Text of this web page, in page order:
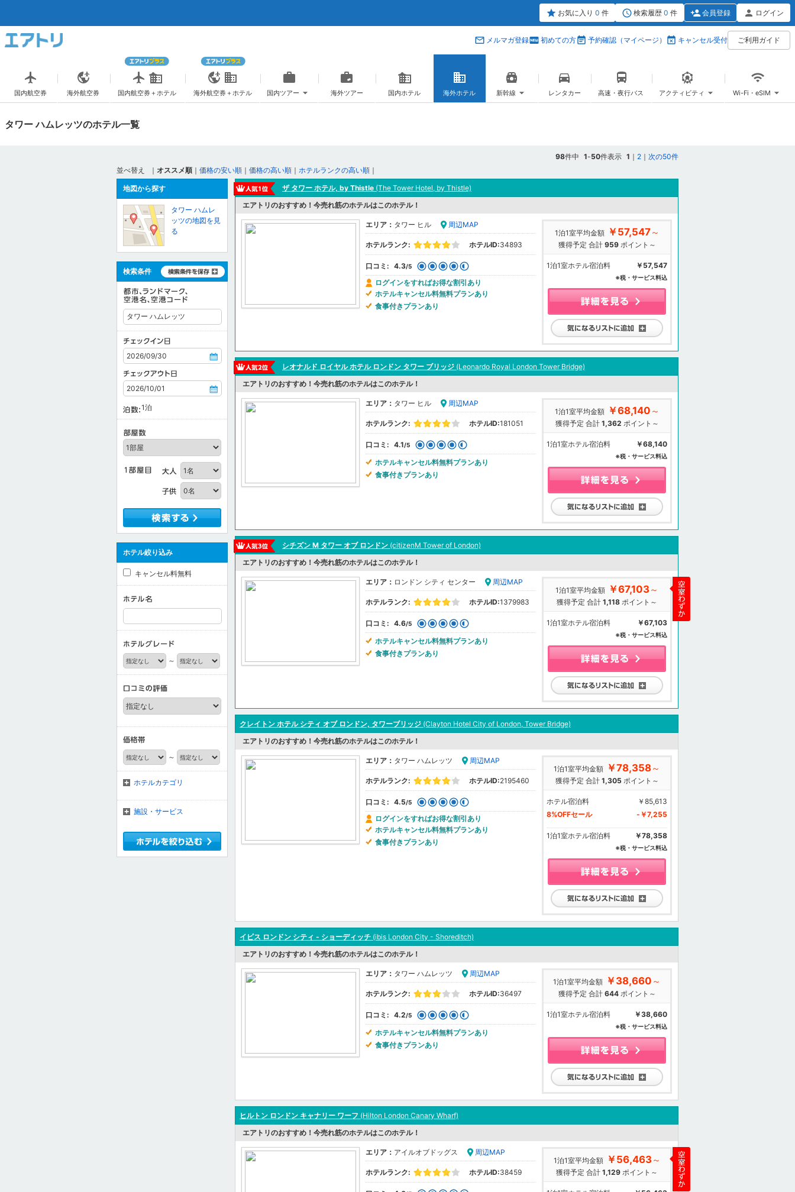
メルマガ登録 初めての方 予約確認（マイページ） キャンセル受付 ご利用ガイド
国内航空券 海外航空券 国内航空券＋ホテル 海外航空券＋ホテル 国内ツアー 海外ツアー 国内ホテル 海外ホテル 新幹線 レンタカー 高速・夜行バス アクティビティ Wi-Fi・eSIM
お気に入り 0 件 検索履歴 0 件 会員登録 ログイン
タワー ハムレッツのホテル一覧
98件中 1-50件表示 1 ｜ 2 ｜ 次の50件
並べ替え
｜ オススメ順 ｜ 価格の安い順 ｜ 価格の高い順 ｜ ホテルランクの高い順 ｜
ザ タワー ホテル, by Thistle (The Tower Hotel, by Thistle)
エアトリのおすすめ！今売れ筋のホテルはこのホテル！
エリア： タワー ヒル 周辺MAP
ホテルランク: ホテルID:34893
口コミ: 4.3/5
ログインをすればお得な割引あり
ホテルキャンセル料無料プランあり
食事付きプランあり
1泊1室平均金額 ￥57,547～
獲得予定 合計 959ポイント～
1泊1室ホテル宿泊料 ￥57,547
※税・サービス料込
レオナルド ロイヤル ホテル ロンドン タワー ブリッジ (Leonardo Royal London Tower Bridge)
エアトリのおすすめ！今売れ筋のホテルはこのホテル！
エリア： タワー ヒル 周辺MAP
ホテルランク: ホテルID:181051
口コミ: 4.1/5
ホテルキャンセル料無料プランあり
食事付きプランあり
1泊1室平均金額 ￥68,140 ～
獲得予定 合計 1,362 ポイント～
1泊1室ホテル宿泊料 ￥68,140
※税・サービス料込
シチズン M タワー オブ ロンドン (citizenM Tower of London)
エアトリのおすすめ！今売れ筋のホテルはこのホテル！
エリア： ロンドン シティ センター 周辺MAP
ホテルランク: ホテルID:1379983
口コミ: 4.6/5
ホテルキャンセル料無料プランあり
食事付きプランあり
1泊1室平均金額 ￥67,103～
獲得予定 合計 1,118 ポイント～
1泊1室ホテル宿泊料 ￥67,103
※税・サービス料込
クレイトン ホテル シティ オブ ロンドン, タワーブリッジ (Clayton Hotel City of London, Tower Bridge)
エアトリのおすすめ！今売れ筋のホテルはこのホテル！
エリア： タワー ハムレッツ 周辺MAP
ホテルランク: ホテルID:2195460
口コミ: 4.5/5
ログインをすればお得な割引あり
ホテルキャンセル料無料プランあり
食事付きプランあり
1泊1室平均金額 ￥78,358～
獲得予定 合計 1,305 ポイント～
ホテル宿泊料
￥85,613
8%OFFセール
-￥7,255
1泊1室ホテル宿泊料 ￥78,358
※税・サービス料込
イビス ロンドン シティ - ショーディッチ (ibis London City - Shoreditch)
エアトリのおすすめ！今売れ筋のホテルはこのホテル！
エリア： タワー ハムレッツ 周辺MAP
ホテルランク: ホテルID:36497
口コミ: 4.2/5
ホテルキャンセル料無料プランあり
食事付きプランあり
1泊1室平均金額 ￥38,660 ～
獲得予定 合計 644ポイント～
1泊1室ホテル宿泊料 ￥38,660
※税・サービス料込
ヒルトン ロンドン キャナリー ワーフ (Hilton London Canary Wharf)
エアトリのおすすめ！今売れ筋のホテルはこのホテル！
エリア： アイルオブドッグス 周辺MAP
ホテルランク: ホテルID:38459
1泊1室平均金額 ￥56,463～
獲得予定 合計 1,129 ポイント～
地図から探す
タワー ハムレ
ッツの地図を見
る
検索条件
1泊
ホテル絞り込み
キャンセル料無料
～
～
ホテルカテゴリ
施設・サービス